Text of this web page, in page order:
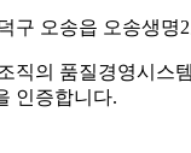
구 오송읍 오송생명
직의 품질경영시스
인증합니다.